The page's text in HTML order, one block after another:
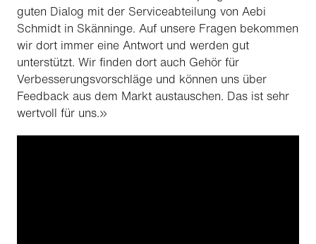
guten Dialog mit der Serviceabteilung von Aebi
Schmidt in Skänninge. Auf unsere Fragen bekommen
wir dort immer eine Antwort und werden gut
unterstützt. Wir finden dort auch Gehör für
Verbesserungsvorschläge und können uns über
Feedback aus dem Markt austauschen. Das ist sehr
wertvoll für uns.»